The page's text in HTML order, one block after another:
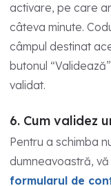
activare, pe care
câteva minute.
câmpul destinat
butonul
validat.
6. Cum validez
Pentru a schimba
dumneavoastră,
formularul de